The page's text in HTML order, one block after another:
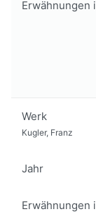
Erwähnungen
Werk
Kugler, Franz
Jahr
Erwähnungen